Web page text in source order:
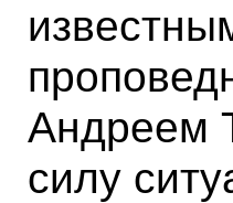
Андреем
силу